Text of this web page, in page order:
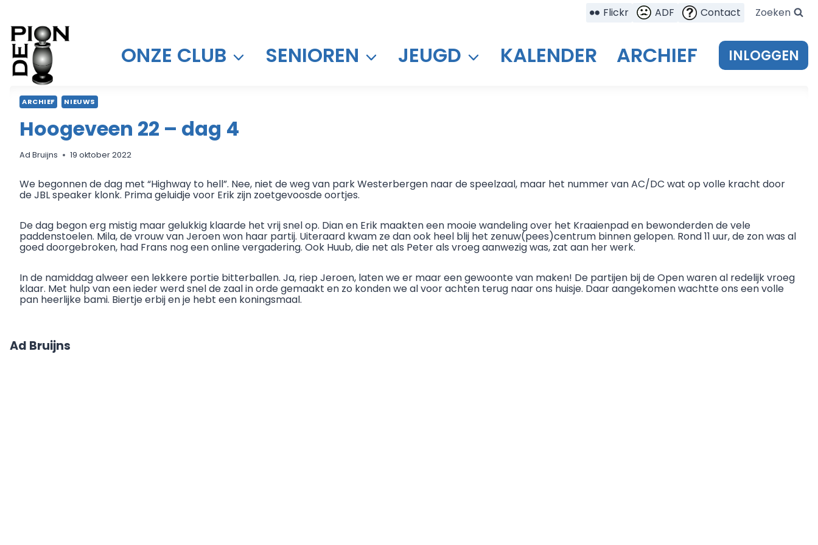
inhoud
Flickr ADF Contact Zoeken
ONZE CLUB SENIOREN JEUGD KALENDER ARCHIEF INLOGGEN
ARCHIEF NIEUWS
Hoogeveen 22 – dag 4
Ad Bruijns 19 oktober 2022
We begonnen de dag met “Highway to hell”. Nee, niet de weg van park Westerbergen naar de speelzaal, maar het nummer van AC/DC wat op volle kracht door
de JBL speaker klonk. Prima geluidje voor Erik zijn zoetgevoosde oortjes.
De dag begon erg mistig maar gelukkig klaarde het vrij snel op. Dian en Erik maakten een mooie wandeling over het Kraaienpad en bewonderden de vele
paddenstoelen. Mila, de vrouw van Jeroen won haar partij. Uiteraard kwam ze dan ook heel blij het zenuw(pees)centrum binnen gelopen. Rond 11 uur, de zon was al
goed doorgebroken, had Frans nog een online vergadering. Ook Huub, die net als Peter als vroeg aanwezig was, zat aan her werk.
In de namiddag alweer een lekkere portie bitterballen. Ja, riep Jeroen, laten we er maar een gewoonte van maken! De partijen bij de Open waren al redelijk vroeg
klaar. Met hulp van een ieder werd snel de zaal in orde gemaakt en zo konden we al voor achten terug naar ons huisje. Daar aangekomen wachtte ons een volle
pan heerlijke bami. Biertje erbij en je hebt een koningsmaal.
Ad Bruijns